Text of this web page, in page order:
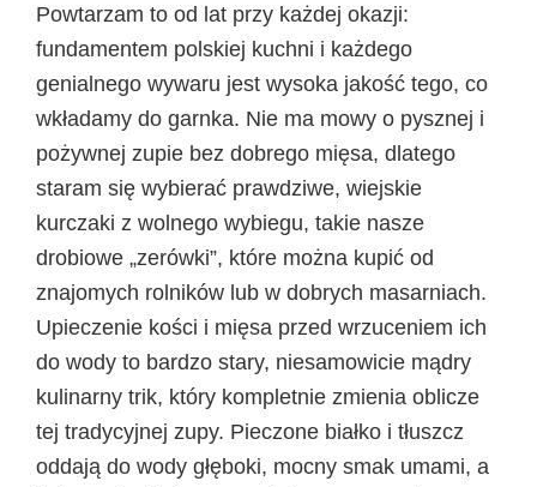
Powtarzam to od lat przy każdej okazji:
fundamentem polskiej kuchni i każdego
genialnego wywaru jest wysoka jakość tego, co
wkładamy do garnka. Nie ma mowy o pysznej i
pożywnej zupie bez dobrego mięsa, dlatego
staram się wybierać prawdziwe, wiejskie
kurczaki z wolnego wybiegu, takie nasze
drobiowe „zerówki”, które można kupić od
znajomych rolników lub w dobrych masarniach.
Upieczenie kości i mięsa przed wrzuceniem ich
do wody to bardzo stary, niesamowicie mądry
kulinarny trik, który kompletnie zmienia oblicze
tej tradycyjnej zupy. Pieczone białko i tłuszcz
oddają do wody głęboki, mocny smak umami, a